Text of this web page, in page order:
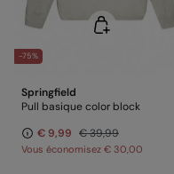
-75%
Springfield
Pull basique color block
€ 9,99 € 39,99
Vous économisez € 30,00